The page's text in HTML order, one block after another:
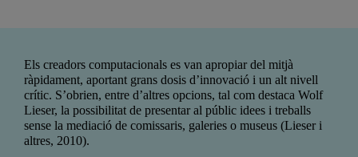
Els creadors computacionals es van apropiar del mitjà
ràpidament, aportant grans dosis d’innovació i un alt nivell
crític. S’obrien, entre d’altres opcions, tal com destaca Wolf
Lieser, la possibilitat de presentar al públic idees i treballs
sense la mediació de comissaris, galeries o museus (Lieser i
altres, 2010).